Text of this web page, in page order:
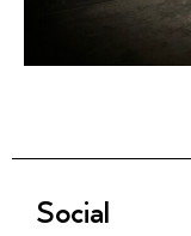
Social